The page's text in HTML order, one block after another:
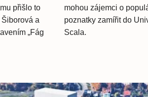
přišlo to
a
„Fág
mohou zájemci o
poznatky zamířit do
Scala.